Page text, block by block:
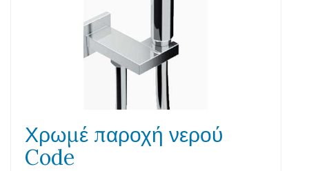
Χρωμέ παροχή νερού
Code